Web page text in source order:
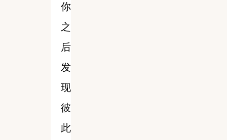
你
之
后
发
现
彼
此